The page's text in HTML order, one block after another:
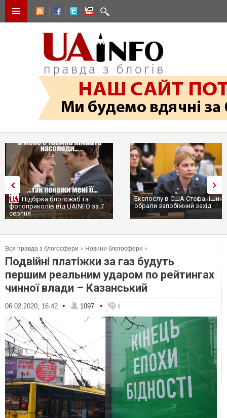
Підбірка блогожаб та
фотоприколів від UAINFO за 7
серпня
Експослу в США
обрали запобіжний захід
Вся правда з блогосфери » Новини блогосфери »
Подвійні платіжки за газ будуть
першим реальним ударом по рейтингах
чинної влади – Казанський
06.02.2020, 16:42 • 1097 • 1